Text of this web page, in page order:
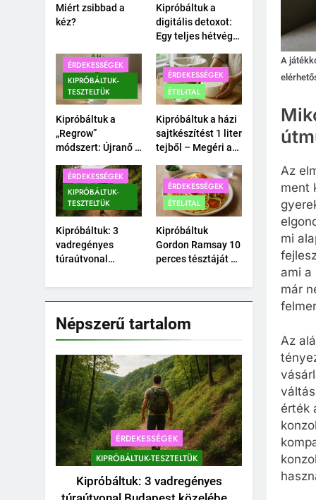
Miért zsibbad a
kéz?
Kipróbáltuk a
digitális detoxot:
Egy teljes hétvége
a családdal.
ÉRDEKESSÉGEK
KIPRÓBÁLTUK-
TESZTELTÜK
Kipróbáltuk a
„Regrow”
módszert: Újranő a
egy pohár vízben?
ÉRDEKESSÉGEK
ÉTEL-ITAL
Kipróbáltuk a házi
sajtkészítést 1 liter
tejből – Megéri a
ÉRDEKESSÉGEK
KIPRÓBÁLTUK-
TESZTELTÜK
Kipróbáltuk: 3
vadregényes
túraútvonal
közelében, amihez
nem kell autó.
ÉRDEKESSÉGEK
ÉTEL-ITAL
Kipróbáltuk
Gordon Ramsay 10
perces tésztáját –
10 perc alatt?
Népszerű tartalom
ÉRDEKESSÉGEK
KIPRÓBÁLTUK-TESZTELTÜK
Kipróbáltuk: 3 vadregényes
A
Az
ment
mi
ami a
már
Az
érték